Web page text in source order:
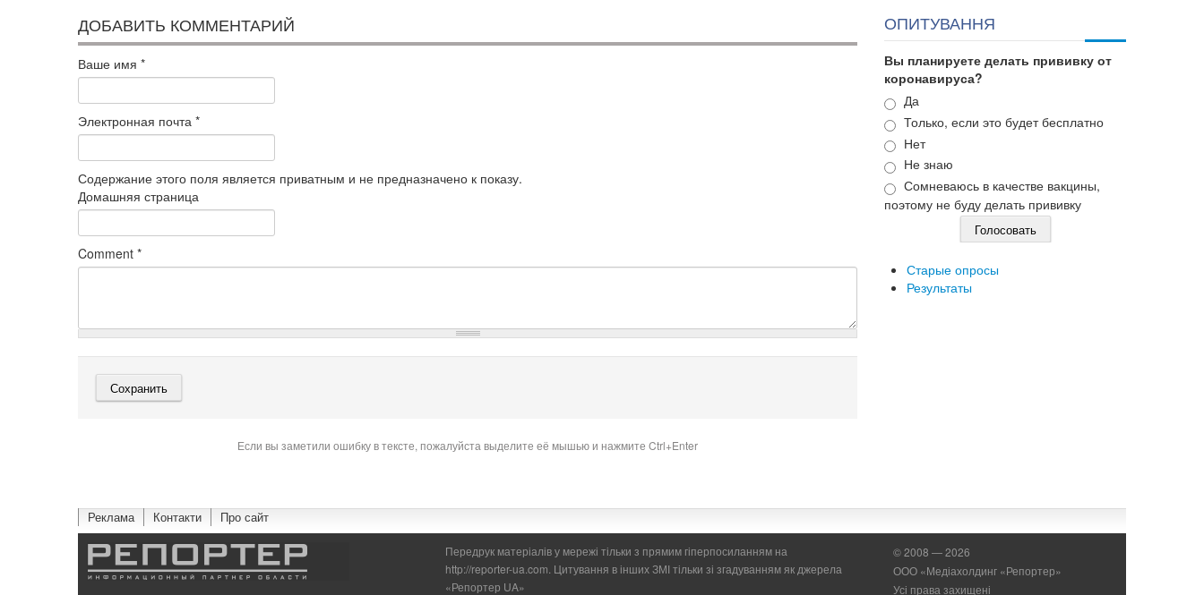
ДОБАВИТЬ КОММЕНТАРИЙ
Ваше имя *
Электронная почта *
Содержание этого поля является приватным и не предназначено к показу.
Домашняя страница
Comment *
Если вы заметили ошибку в тексте, пожалуйста выделите её мышью и нажмите Ctrl+Enter
ОПИТУВАННЯ
Вы планируете делать прививку от
коронавируса?
Варианты
Да
Только, если это будет бесплатно
Нет
Не знаю
Сомневаюсь в качестве вакцины,
поэтому не буду делать прививку
Старые опросы
Результаты
Реклама Контакти Про сайт
Передрук матеріалів у мережі тільки з прямим гіперпосиланням на
http://reporter-ua.com. Цитування в інших ЗМІ тільки зі згадуванням як джерела
«Репортер UA»
© 2008 — 2026
ООО «Медіахолдинг «Репортер»
Усі права захищені